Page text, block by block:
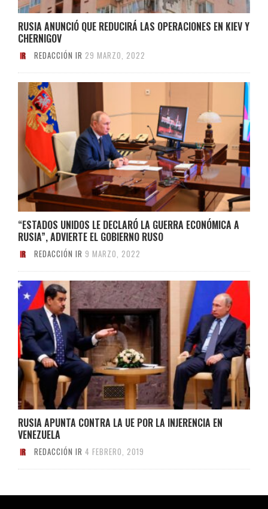
RUSIA ANUNCIÓ QUE REDUCIRÁ LAS OPERACIONES EN KIEV Y
CHERNIGOV
REDACCIÓN IR 29 MARZO, 2022
“ESTADOS UNIDOS LE DECLARÓ LA GUERRA ECONÓMICA A
RUSIA”, ADVIERTE EL GOBIERNO RUSO
REDACCIÓN IR 9 MARZO, 2022
RUSIA APUNTA CONTRA LA UE POR LA INJERENCIA EN
VENEZUELA
REDACCIÓN IR 4 FEBRERO, 2019